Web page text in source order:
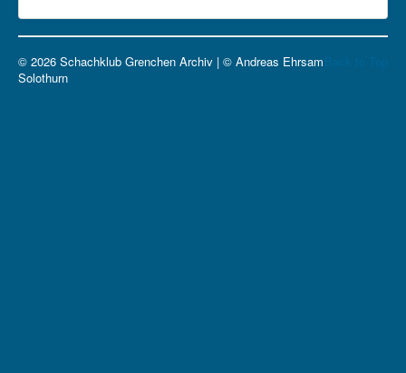
© 2026 Schachklub Grenchen Archiv | © Andreas Ehrsam
Solothurn